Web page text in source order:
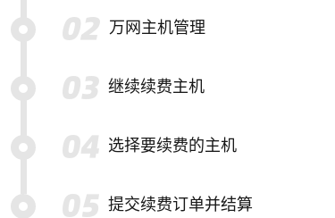
万网主机管理
继续续费主机
选择要续费的主机
提交续费订单并结算